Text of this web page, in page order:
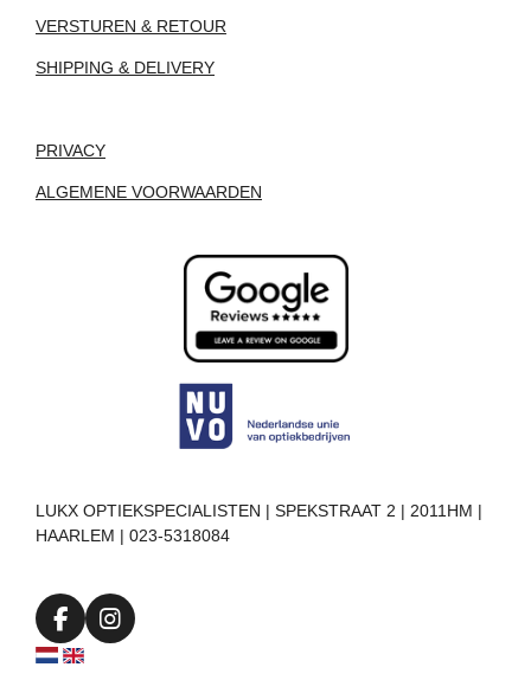
VERSTUREN & RETOUR
SHIPPING & DELIVERY
PRIVACY
ALGEMENE VOORWAARDEN
LUKX OPTIEKSPECIALISTEN | SPEKSTRAAT 2 | 2011HM |
HAARLEM | 023-5318084
F
a
I